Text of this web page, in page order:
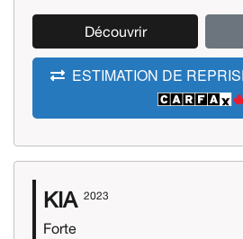
Découvrir
ESTIMATION DE
KIA 2023
Forte